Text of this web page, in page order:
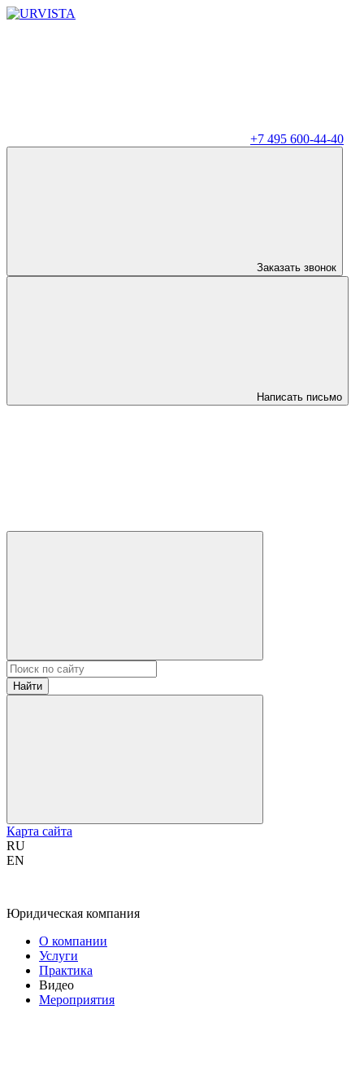
+7 495 600-44-40
Заказать звонок
Написать письмо
Найти
Карта сайта
RU
EN
Юридическая компания
О компании
Услуги
Практика
Видео
Мероприятия